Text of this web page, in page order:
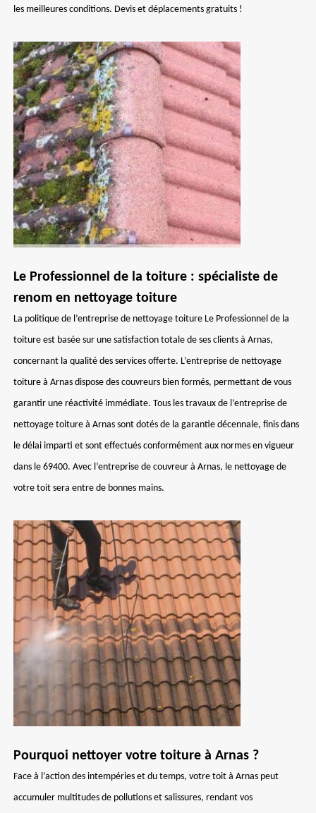
les meilleures conditions. Devis et déplacements gratuits !
Le Professionnel de la toiture : spécialiste de
renom en nettoyage toiture
La politique de l’entreprise de nettoyage toiture Le Professionnel de la
toiture est basée sur une satisfaction totale de ses clients à Arnas,
concernant la qualité des services offerte. L’entreprise de nettoyage
toiture à Arnas dispose des couvreurs bien formés, permettant de vous
garantir une réactivité immédiate. Tous les travaux de l’entreprise de
nettoyage toiture à Arnas sont dotés de la garantie décennale, finis dans
le délai imparti et sont effectués conformément aux normes en vigueur
dans le 69400. Avec l’entreprise de couvreur à Arnas, le nettoyage de
votre toit sera entre de bonnes mains.
Pourquoi nettoyer votre toiture à Arnas ?
Face à l’action des intempéries et du temps, votre toit à Arnas peut
accumuler multitudes de pollutions et salissures, rendant vos